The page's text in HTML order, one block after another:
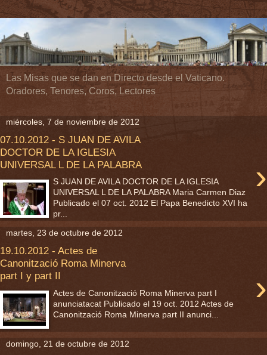
Las Misas que se dan en Directo desde el Vaticano.
Oradores, Tenores, Coros, Lectores
miércoles, 7 de noviembre de 2012
07.10.2012 - S JUAN DE AVILA
DOCTOR DE LA IGLESIA
UNIVERSAL L DE LA PALABRA
›
S JUAN DE AVILA DOCTOR DE LA IGLESIA
UNIVERSAL L DE LA PALABRA Maria Carmen Diaz
Publicado el 07 oct. 2012 El Papa Benedicto XVI ha
pr...
martes, 23 de octubre de 2012
19.10.2012 - Actes de
Canonització Roma Minerva
part I y part II
›
Actes de Canonització Roma Minerva part I
anunciatacat Publicado el 19 oct. 2012 Actes de
Canonització Roma Minerva part II anunci...
domingo, 21 de octubre de 2012